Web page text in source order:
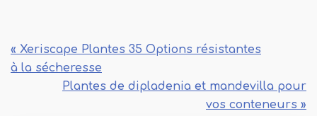
« Xeriscape Plantes 35 Options résistantes
à la sécheresse
Plantes de dipladenia et mandevilla pour
vos conteneurs »